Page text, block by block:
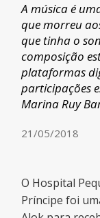
A música é
que morreu
que tinha o
composição
plataformas
participações
Marina Ruy
21/05/2018
O Hospital
Príncipe foi